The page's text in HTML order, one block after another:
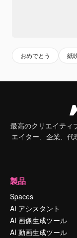
おめでとう 紙
最高のクリエイティ
エイター、企業、
製品
Spaces
AI アシスタント
AI 画像生成ツール
AI 動画生成ツール